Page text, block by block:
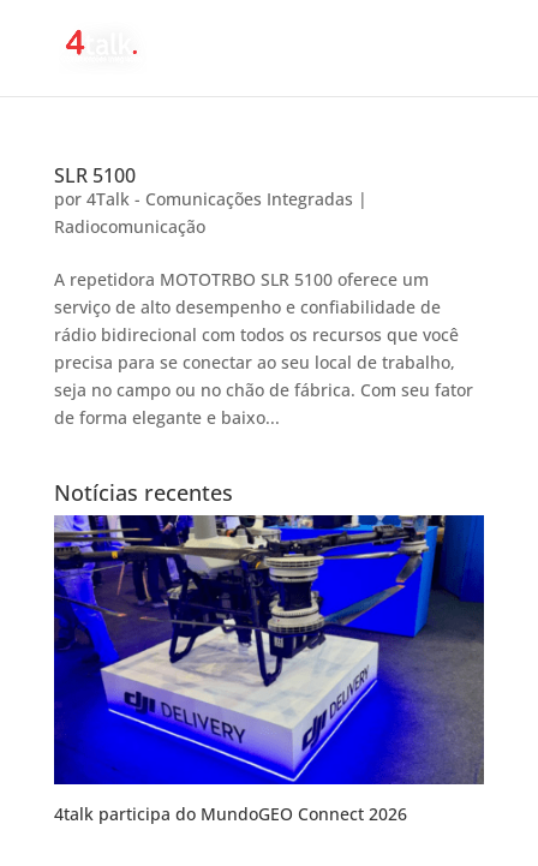
SLR 5100
por 4Talk - Comunicações Integradas |
Radiocomunicação
A repetidora MOTOTRBO SLR 5100 oferece um
serviço de alto desempenho e confiabilidade de
rádio bidirecional com todos os recursos que você
precisa para se conectar ao seu local de trabalho,
seja no campo ou no chão de fábrica. Com seu fator
de forma elegante e baixo...
Notícias recentes
4talk participa do MundoGEO Connect 2026